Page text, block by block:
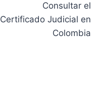
Consultar el
Certificado Judicial en
Colombia